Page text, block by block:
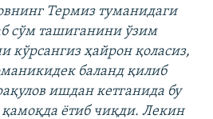
Термиз туманидаги
сўм ташиганини ўзим
кўрсангиз ҳайрон қоласиз,
баланд қилиб
ишдан кетганида бу
қамоқда ётиб чиқди. Лекин